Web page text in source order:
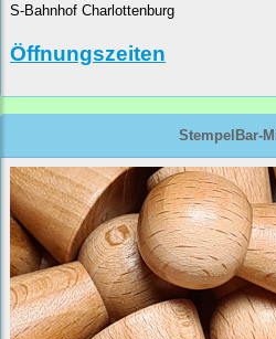
S-Bahnhof Charlottenburg
Öffnungszeiten
StempelBar-